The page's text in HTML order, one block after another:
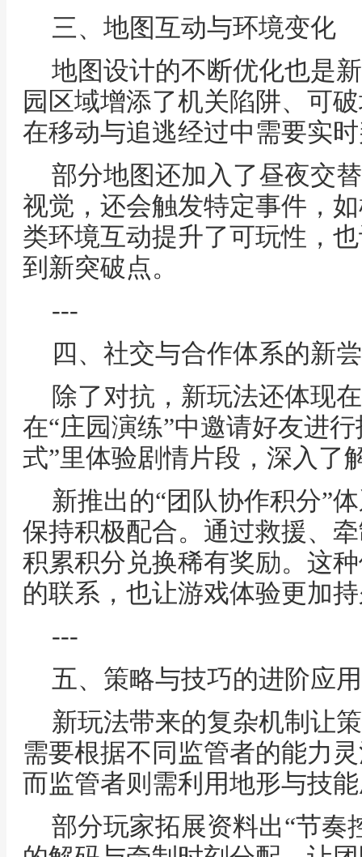
三、地图互动与环境变化
地图设计的不断优化也是
园区域增添了机关陷阱、可
在移动与追逃经过中需要实
部分地图还加入了昼夜交
视觉，还会触发特定事件，
类环境互动提升了可玩性，
到新突破点。
---
四、社交与合作体系的新
除了对抗，新玩法还体现
在“庄园演练”中邀请好友进
式”里体验剧情片段，深入了
新推出的“团队协作积分”
保持积极配合。通过救援、
积累积分兑换稀有奖励。这
的联系，也让游戏体验更加
---
五、策略与技巧的进阶应用
新玩法带来的复杂机制让
需要根据不同监管者的能力
而监管者则需利用地形与技
部分玩家拓展资料出“节奏